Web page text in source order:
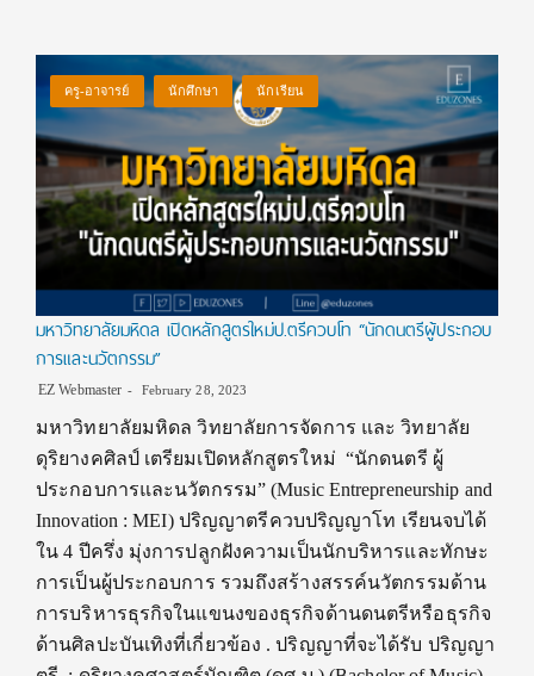
ครู-อาจารย์ นักศึกษา นักเรียน
มหาวิทยาลัยมหิดล เปิดหลักสูตรใหม่ป.ตรีควบโท “นักดนตรีผู้ประกอบ
การและนวัตกรรม”
EZ Webmaster February 28, 2023
มหาวิทยาลัยมหิดล วิทยาลัยการจัดการ และ วิทยาลัย
ดุริยางคศิลป์ เตรียมเปิดหลักสูตรใหม่ “นักดนตรี ผู้
ประกอบการและนวัตกรรม” (Music Entrepreneurship and
Innovation : MEI) ปริญญาตรีควบปริญญาโท เรียนจบได้
ใน 4 ปีครึ่ง มุ่งการปลูกฝังความเป็นนักบริหารและทักษะ
การเป็นผู้ประกอบการ รวมถึงสร้างสรรค์นวัตกรรมด้าน
การบริหารธุรกิจในแขนงของธุรกิจด้านดนตรีหรือธุรกิจ
ด้านศิลปะบันเทิงที่เกี่ยวข้อง . ปริญญาที่จะได้รับ ปริญญา